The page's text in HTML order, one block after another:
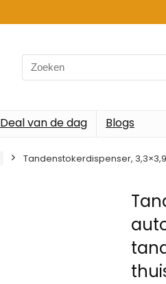
Search
for:
Deal van de dag Blogs
Tandenstokerdispenser,